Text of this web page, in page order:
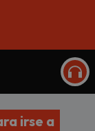
irse a